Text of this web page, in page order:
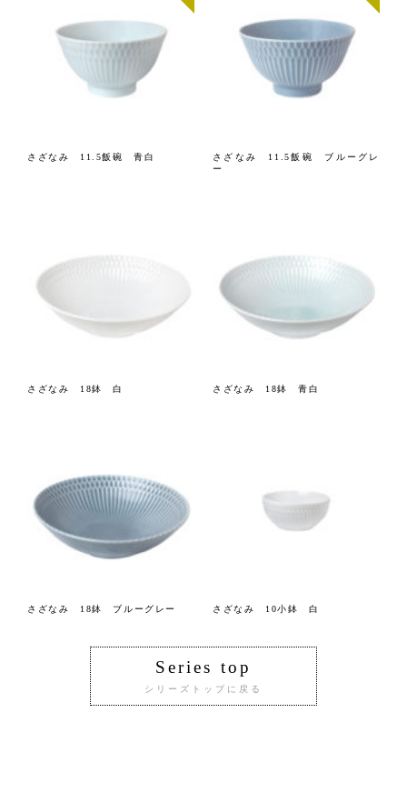
さざなみ 11.5飯碗 青白
さざなみ 11.5飯碗 ブルーグレ
ー
さざなみ 18鉢 白 さざなみ 18鉢 青白
さざなみ 18鉢 ブルーグレー さざなみ 10小鉢 白
Series top
シリーズトップに戻る